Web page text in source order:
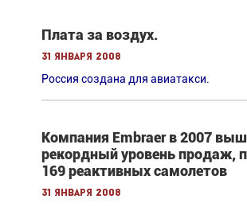
Плата за воздух.
31 января 2008
Россия создана для авиатакси.
Компания Embraer в 2007
рекордный уровень продаж,
169 реактивных самолетов
31 января 2008